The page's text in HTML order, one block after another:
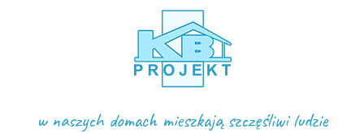
w naszych domach mieszkają szczęśliwi ludzie